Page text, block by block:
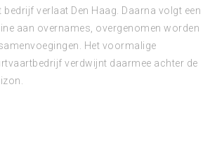
bedrijf verlaat Den Haag. Daarna volgt een
aan overnames, overgenomen worden
Het voormalige
verdwijnt daarmee achter de